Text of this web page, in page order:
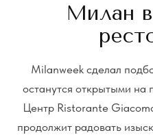
Милан в
Milanweek сделал
останутся открытыми на
Центр Ristorante
продолжит радовать